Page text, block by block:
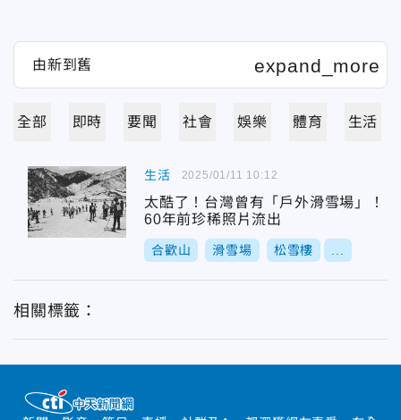
全部 即時 要聞 社會 娛樂 體育 生活
生活
太酷了！台灣曾有「戶外滑雪場」！
60年前珍稀照片流出
合歡山 滑雪場 松雪樓
2025/01/11 10:12
相關標籤：